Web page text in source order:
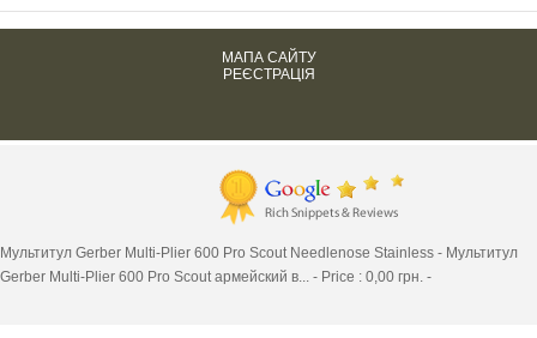
МАПА САЙТУ
РЕЄСТРАЦІЯ
Мультитул Gerber Multi-Plier 600 Pro Scout Needlenose Stainless - Мультитул
Gerber Multi-Plier 600 Pro Scout армейский в... - Price : 0,00 грн. -